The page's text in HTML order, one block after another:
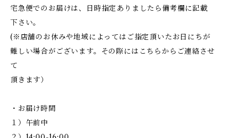
宅急便でのお届けは、日時指定ありましたら備考欄に記載
下さい。
(※店舗のお休みや地域によってはご指定頂いたお日にちが
難しい場合がございます。その際にはこちらからご連絡させ
て
頂きます）
・お届け時間
１）午前中